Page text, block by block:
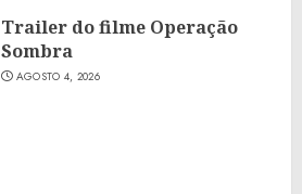
Trailer do filme Operação
Sombra
AGOSTO 4, 2026